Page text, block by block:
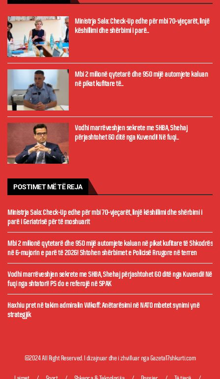
Ministrja Sala: Check-Up edhe për mbi 70-vjeçarët, linjë
këshillimi dhe shërbimi i parë...
Mbi 2 milionë qytetarë dhe 950 mijë automjete kaluan
në pikat kufitare të...
Vodhi marrëveshjen sekrete me SHBA, Shehaj
përjashtohet 60 ditë nga Kuvendi! Në fuqi...
POSTIMET MË TË REJA
Ministrja Sala: Check-Up edhe për mbi 70-vjeçarët, linjë këshillimi dhe shërbimi i
parë i Geriatrisë për të moshuarit
Mbi 2 milionë qytetarë dhe 950 mijë automjete kaluan në pikat kufitare të Shkodrës
në 6-mujorin e parë të 2026! Shtohen shërbimet e Policisë Rrugore në terren
Vodhi marrëveshjen sekrete me SHBA, Shehaj përjashtohet 60 ditë nga Kuvendi! Në
fuqi nga shtatori! PS do e referojë në SPAK
Haxhiu pret në takim admiralin Wikoff: Anëtarësimi në NATO mbetet synimi ynë
strategjik
©2024 All Right Reserved. I dizajnuar dhe i zhvilluar nga Gazeta17shkurti.com